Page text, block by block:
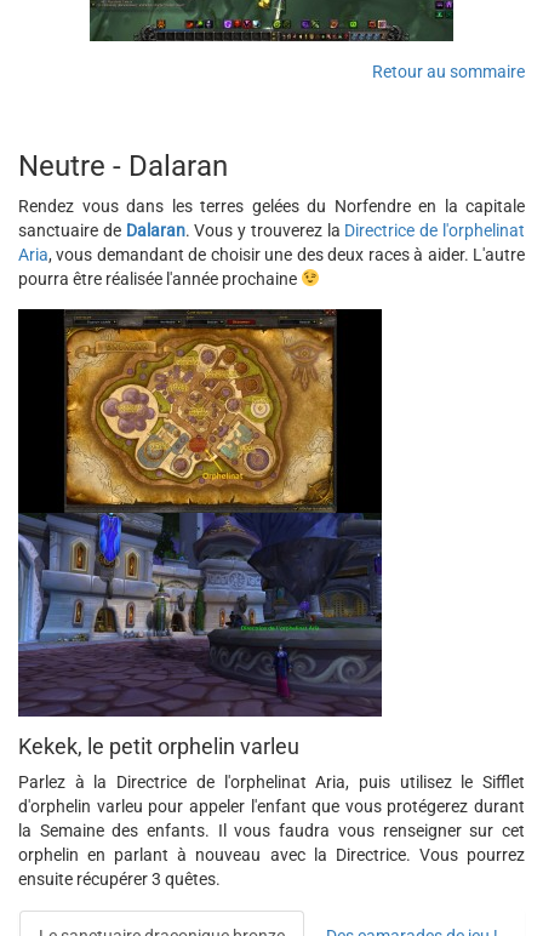
Retour au sommaire
Neutre - Dalaran
Rendez vous dans les terres gelées du Norfendre en la capitale
sanctuaire de Dalaran. Vous y trouverez la Directrice de l'orphelinat
Aria, vous demandant de choisir une des deux races à aider. L'autre
pourra être réalisée l'année prochaine
Kekek, le petit orphelin varleu
Parlez à la Directrice de l'orphelinat Aria, puis utilisez le Sifflet
d'orphelin varleu pour appeler l'enfant que vous protégerez durant
la Semaine des enfants. Il vous faudra vous renseigner sur cet
orphelin en parlant à nouveau avec la Directrice. Vous pourrez
ensuite récupérer 3 quêtes.